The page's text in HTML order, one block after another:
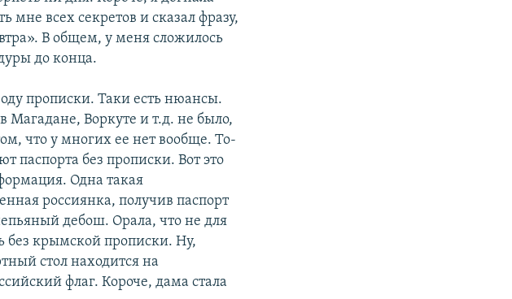
мне всех секретов и сказал фразу,
В общем, у меня сложилось
до конца.
прописки. Таки есть нюансы.
Магадане, Воркуте и т.д. не было,
что у многих ее нет вообще. То-
паспорта без прописки. Вот это
Одна такая
россиянка, получив паспорт
дебош. Орала, что не для
без крымской прописки. Ну,
стол находится на
флаг. Короче, дама стала